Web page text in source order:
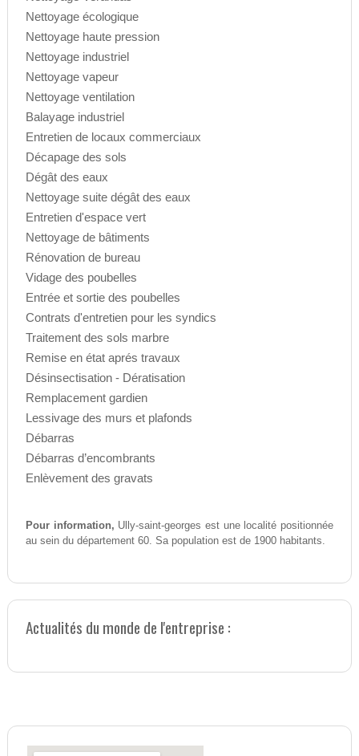
Nettoyage écologique
Nettoyage haute pression
Nettoyage industriel
Nettoyage vapeur
Nettoyage ventilation
Balayage industriel
Entretien de locaux commerciaux
Décapage des sols
Dégât des eaux
Nettoyage suite dégât des eaux
Entretien d'espace vert
Nettoyage de bâtiments
Rénovation de bureau
Vidage des poubelles
Entrée et sortie des poubelles
Contrats d'entretien pour les syndics
Traitement des sols marbre
Remise en état aprés travaux
Désinsectisation - Dératisation
Remplacement gardien
Lessivage des murs et plafonds
Débarras
Débarras d’encombrants
Enlèvement des gravats
Pour information, Ully-saint-georges est une localité positionnée
au sein du département 60. Sa population est de 1900 habitants.
Actualités du monde de l'entreprise :